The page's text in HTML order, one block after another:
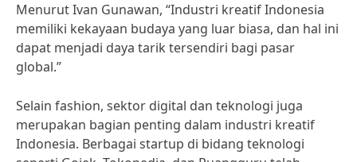
Menurut Ivan Gunawan, “Industri kreatif Indonesia
memiliki kekayaan budaya yang luar biasa, dan hal ini
dapat menjadi daya tarik tersendiri bagi pasar
global.”
Selain fashion, sektor digital dan teknologi juga
merupakan bagian penting dalam industri kreatif
Indonesia. Berbagai startup di bidang teknologi